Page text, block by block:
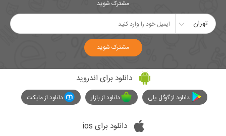
مشترک شوید
تهران
مشترک شوید
دانلود برای اندروید
دانلود از گوگل پلی دانلود از بازار دانلود از مایکت
دانلود برای ios